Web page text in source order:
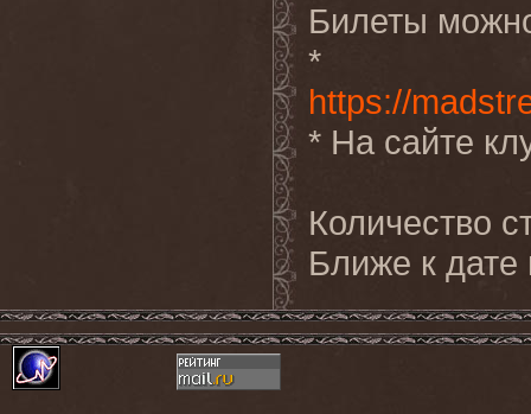
Билеты
*
https://
* На сайте
Количество
Ближе к дате